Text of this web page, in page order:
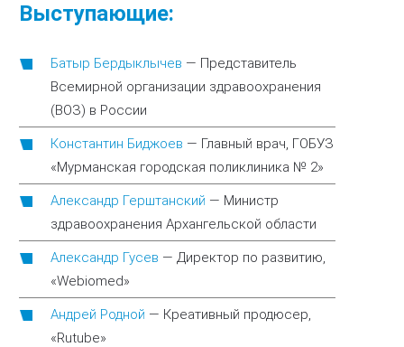
Выступающие:
Батыр Бердыклычев — Представитель
Всемирной организации здравоохранения
(ВОЗ) в России
Константин Биджоев — Главный врач, ГОБУЗ
«Мурманская городская поликлиника № 2»
Александр Герштанский — Министр
здравоохранения Архангельской области
Александр Гусев — Директор по развитию,
«Webiomed»
Андрей Родной — Креативный продюсер,
«Rutube»